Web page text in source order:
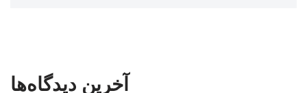
آخرین دیدگاه‌ها